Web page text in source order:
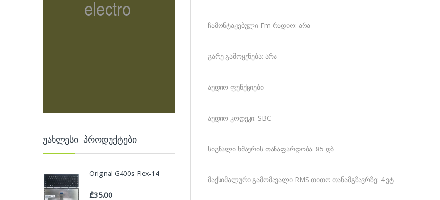
ჩამონტაჟებული Fm რადიო: არა
გარე გამოყენება: არა
აუდიო ფუნქციები
აუდიო კოდეკი: SBC
სიგნალი ხმაურის თანაფარდობა: 85 დბ
მაქსიმალური გამომავალი RMS თითო თანამგზავრზე: 4 ვტ
უახლესი პროდუქტები
Original G400s Flex-14
₾35.00